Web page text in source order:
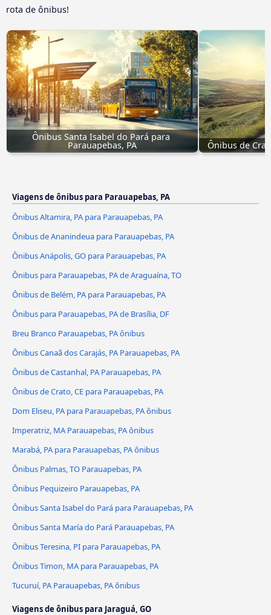
rota de ônibus!
Ônibus Santa Isabel do Pará para
Parauapebas, PA Ônibus de
Viagens de ônibus para Parauapebas, PA
Ônibus Altamira, PA para Parauapebas, PA
Ônibus de Ananindeua para Parauapebas, PA
Ônibus Anápolis, GO para Parauapebas, PA
Ônibus para Parauapebas, PA de Araguaína, TO
Ônibus de Belém, PA para Parauapebas, PA
Ônibus para Parauapebas, PA de Brasília, DF
Breu Branco Parauapebas, PA ônibus
Ônibus Canaã dos Carajás, PA Parauapebas, PA
Ônibus de Castanhal, PA Parauapebas, PA
Ônibus de Crato, CE para Parauapebas, PA
Dom Eliseu, PA para Parauapebas, PA ônibus
Imperatriz, MA Parauapebas, PA ônibus
Marabá, PA para Parauapebas, PA ônibus
Ônibus Palmas, TO Parauapebas, PA
Ônibus Pequizeiro Parauapebas, PA
Ônibus Santa Isabel do Pará para Parauapebas, PA
Ônibus Santa María do Pará Parauapebas, PA
Ônibus Teresina, PI para Parauapebas, PA
Ônibus Timon, MA para Parauapebas, PA
Tucuruí, PA Parauapebas, PA ônibus
Viagens de ônibus para Jaraguá, GO